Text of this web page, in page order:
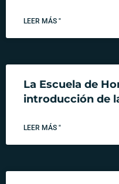
LEER MÁS "
La Escuela de
introducción de
LEER MÁS "